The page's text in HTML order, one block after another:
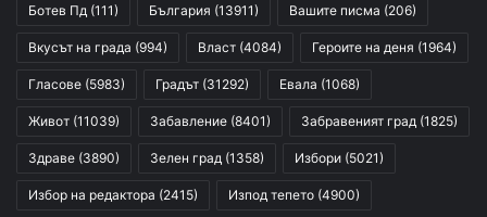
Ботев Пд (111) България (13911) Вашите писма (206)
Вкусът на града (994) Власт (4084) Героите на деня (1964)
Гласове (5983) Градът (31292) Евала (1068)
Живот (11039) Забавление (8401) Забравеният град (1825)
Здраве (3890) Зелен град (1358) Избори (5021)
Избор на редактора (2415) Изпод тепето (4900)